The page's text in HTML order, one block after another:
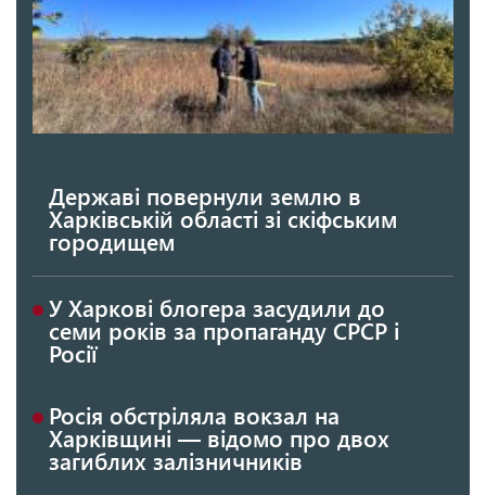
Державі повернули землю в
Харківській області зі скіфським
городищем
У Харкові блогера засудили до
семи років за пропаганду СРСР і
Росії
Росія обстріляла вокзал на
Харківщині — відомо про двох
загиблих залізничників